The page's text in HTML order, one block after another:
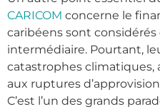
CARICOM concerne le
caribéens sont
intermédiaire. Pourtant,
catastrophes climatiques,
aux ruptures
C’est l’un des grands